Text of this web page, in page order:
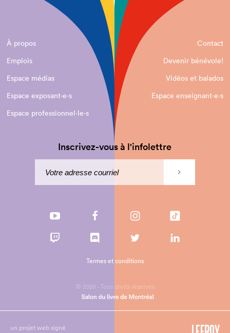
À propos
Contact
Emplois
Devenir bénévole!
Espace médias
Vidéos et balados
Espace exposant·e⋅s
Espace enseignant·e⋅s
Espace professionnel·le⋅s
Inscrivez-vous à l'infolettre
© 2026 - Tous droits réservés
Termes et conditions
un projet web signé